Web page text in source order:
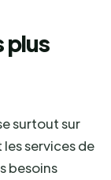
plus
surtout sur
services de
besoins